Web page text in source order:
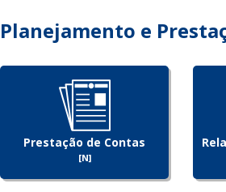
Planejamento e
Prestação de Contas
[N]